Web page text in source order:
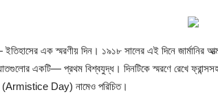
এক স্মরণীয় দিন। ১৯১৮ সালের এই দিনে জার্মানির
একটি— প্রথম বিশ্বযুদ্ধ। দিনটিকে স্মরণে রেখে
(Armistice Day) নামেও পরিচিত।